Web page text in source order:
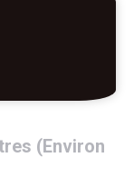
(Environ